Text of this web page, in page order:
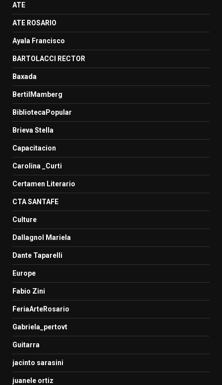
ATE
ATE ROSARIO
Ayala Francisco
BARTOLACCI RECTOR
Baxada
BertilMamberg
BibliotecaPopular
Brieva Stella
Capacitacion
Carolina _Curti
Certamen Literario
CTA SANTAFE
Culture
Dallagnol Mariela
Dante Taparelli
Europe
Fabio Zini
FeriaArteRosario
Gabriela_pertovt
Guitarra
jacinto sarasini
juanele ortiz